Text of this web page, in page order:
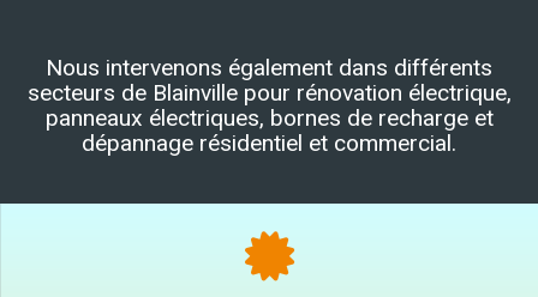
Nous intervenons également dans différents
secteurs de Blainville pour rénovation électrique,
panneaux électriques, bornes de recharge et
dépannage résidentiel et commercial.